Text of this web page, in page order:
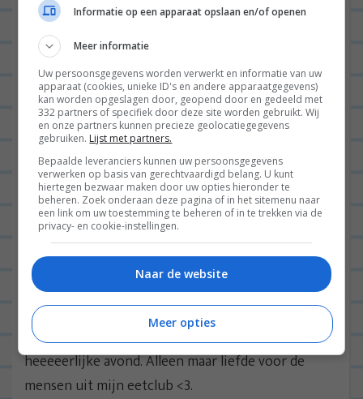
Parelgort met venkel en lente-ui met kabeljauw en biefstuk, met gegrilde lente-ui, een saus van een soort
chorizo-worst, gebakken sla en radijsjes met honing.
Na de opnames hadden we alleen nog honger en
besloten we met z’n allen (knetterlam) uit eten te
gaan. We streken neer bij Van ‘t Spit in Amsterdam
West en bestelden alle kip die ze nog hadden.
HEERLIJK. Van ‘t Spit is dus een restaurant waar je –
je raadt het nooit- kip van het spit eet. Met patat.
En appelmoes. Mijn hemel, wat lekker. En wat een
heeeeerlijke avond. Alleen maar liefde voor de
mensen uit mijn eetclub <3.
Informatie op een apparaat opslaan en/of openen
Meer informatie
Uw persoonsgegevens worden verwerkt en informatie van uw
apparaat (cookies, unieke ID's en andere apparaatgegevens)
kan worden opgeslagen door, geopend door en gedeeld met
332 partners of specifiek door deze site worden gebruikt. Wij
en onze partners kunnen precieze geolocatiegegevens
gebruiken. Lijst met partners.
Bepaalde leveranciers kunnen uw persoonsgegevens
verwerken op basis van gerechtvaardigd belang. U kunt
hiertegen bezwaar maken door uw opties hieronder te
beheren. Zoek onderaan deze pagina of in het sitemenu naar
een link om uw toestemming te beheren of in te trekken via de
privacy- en cookie-instellingen.
Naar de website
Meer opties